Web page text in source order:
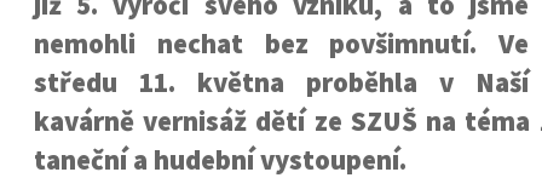
nemohli nechat bez povšimnutí. Ve
středu 11. května proběhla v Naší
kavárně vernisáž dětí ze SZUŠ na téma
taneční a hudební vystoupení.